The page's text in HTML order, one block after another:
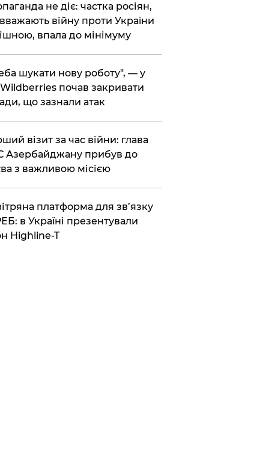
не діє: частка росіян,
війну проти України
впала до мінімуму
шукати нову роботу", — у
почав закривати
що зазнали атак
візит за час війни: глава
Азербайджану прибув до
з важливою місією
платформа для зв’язку
в Україні презентували
Highline-T